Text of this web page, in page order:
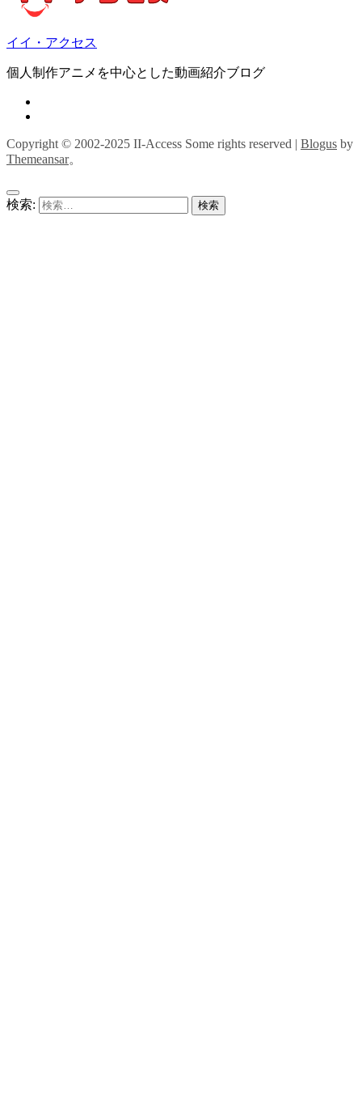
イイ・アクセス
個人制作アニメを中心とした動画紹介ブログ
Copyright © 2002-2025 II-Access Some rights reserved | Blogus by
Themeansar。
検索: